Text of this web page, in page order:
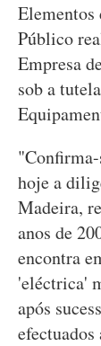
Público
Empresa
sob a
hoje a
Madeira,
anos de
encontra
'eléctrica'
após